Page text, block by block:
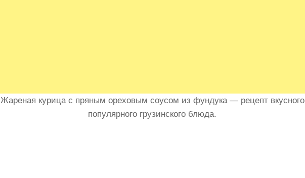
Жареная курица с пряным ореховым соусом из фундука — рецепт вкусного
популярного грузинского блюда.